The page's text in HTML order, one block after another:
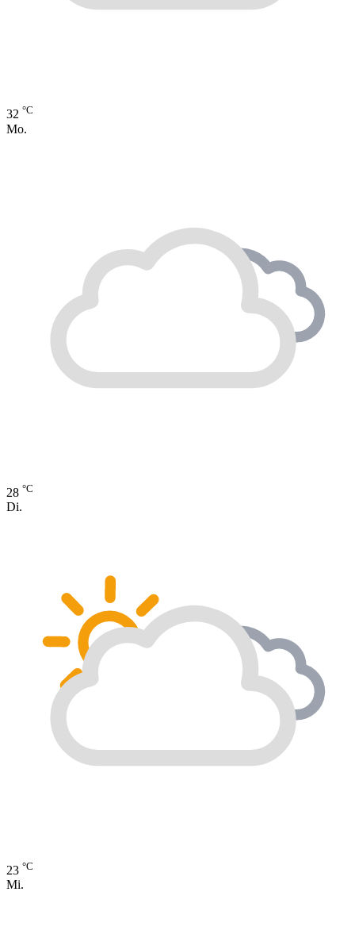
32 °C
Mo.
28 °C
Di.
23 °C
Mi.